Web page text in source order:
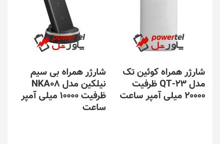
شارژر همراه کوئین تک
مدل QT-23 ظرفیت
20000 میلی آمپر ساعت
شارژر همراه بی سیم
نیلکین مدل NKA08
ظرفیت 10000 میلی آمپر
ساعت